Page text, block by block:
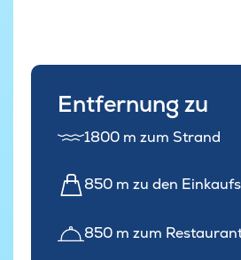
Entfernung zu
1800 m zum Strand
850 m zu den
850 m zum